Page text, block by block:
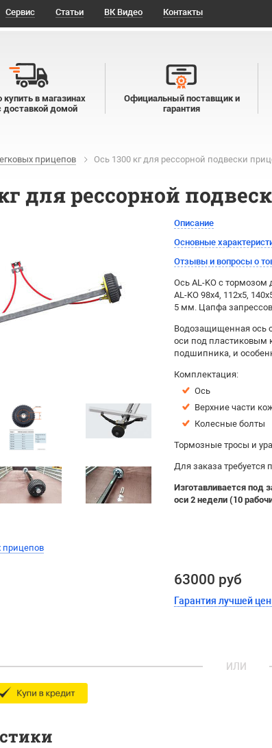
Сервис Статьи ВК Видео Контакты
в магазинах
доставкой домой
Официальный поставщик и
гарантия
прицепов Ось 1300 кг для рессорной подвески
для рессорной
прицепов
Описание
Основные
Отзывы и вопросы о
Ось AL-KO с тормозом
AL-KO 98х4, 112х5,
5 мм. Цапфа
Водозащищенная ось
оси под пластиковым
подшипника, и
Комплектация:
Ось
Верхние части
Колесные болты
Тормозные тросы и
Для заказа требуется
Изготавливается под
оси 2 недели (10
63000 руб
Гарантия лучшей
ИЛИ